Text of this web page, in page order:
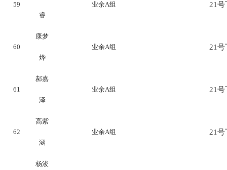
59
睿
业余A组 21号
60
康梦
烨
业余A组 21号
61
郝嘉
泽
业余A组 21号
62
高紫
涵
业余A组 21号
杨浚